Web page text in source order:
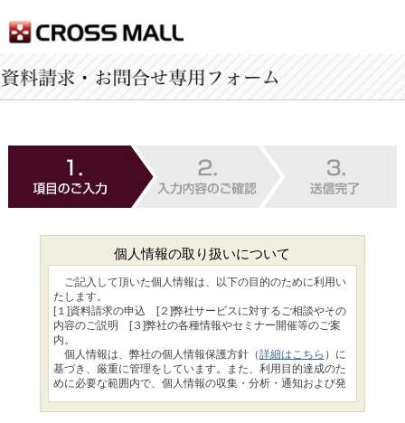
個人情報の取り扱いについて
ご記入して頂いた個人情報は、以下の目的のために利用い
たします。
[１]資料請求の申込 [２]弊社サービスに対するご相談やその
内容のご説明 [３]弊社の各種情報やセミナー開催等のご案
内。
個人情報は、弊社の個人情報保護方針（詳細はこちら ）に
基づき、厳重に管理をしています。また、利用目的達成のた
めに必要な範囲内で、個人情報の収集・分析・通知および発
合があります。